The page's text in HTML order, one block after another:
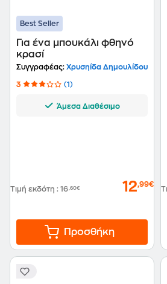
Best Seller
Για ένα μπουκάλι φθηνό
κρασί
Συγγραφέας: Χρυσηίδα Δημουλίδου
3 (1)
Άμεσα Διαθέσιμο
Τιμή εκδότη : 16,60€ 12,99€
Προσθήκη